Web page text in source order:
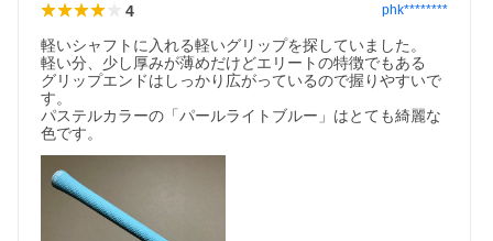
4 phk********
軽いシャフトに入れる軽いグリップを探していました。
軽い分、少し厚みが薄めだけどエリートの特徴でもある
グリップエンドはしっかり広がっているので握りやすいで
す。
パステルカラーの「パールライトブルー」はとても綺麗な
色です。